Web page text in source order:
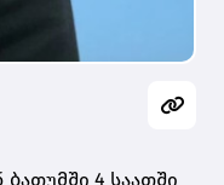
4 საათში